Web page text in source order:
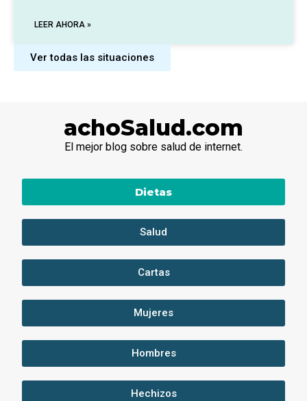
LEER AHORA »
Ver todas las situaciones
achoSalud.com
El mejor blog sobre salud de internet.
Salud
Cartas
Mujeres
Hombres
Hechizos
Dietas